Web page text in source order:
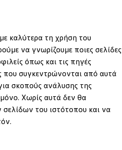
καλύτερα τη χρήση του
να γνωρίζουμε ποιες σελίδες
όπως και τις πηγές
που συγκεντρώνονται από αυτά
σκοπούς ανάλυσης της
Χωρίς αυτά δεν θα
του ιστότοπου και να